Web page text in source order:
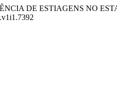
DE ESTIAGENS NO